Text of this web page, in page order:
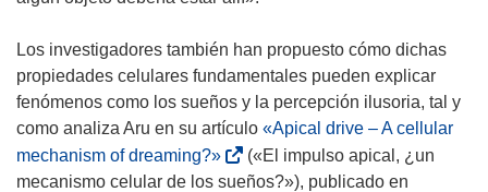
a
a
)
Los investigadores también han propuesto cómo dichas
propiedades celulares fundamentales pueden explicar
fenómenos como los sueños y la percepción ilusoria, tal y
como analiza Aru en su artículo «Apical drive – A cellular
mechanism of dreaming?»(
s
(«El impulso apical, ¿un
mecanismo celular de los sueños?»), publicado en